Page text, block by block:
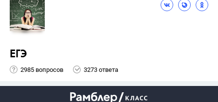
ЕГЭ
2985 вопросов 3273 ответа